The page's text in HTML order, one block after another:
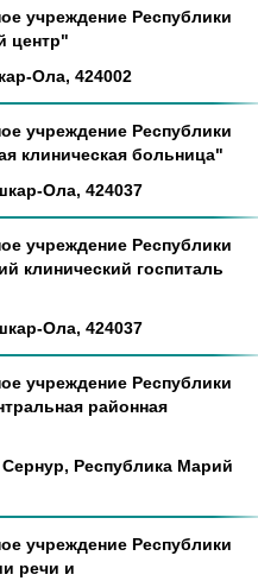
учреждение Республики
центр"
Ола, 424002
учреждение Республики
клиническая больница"
Ола, 424037
учреждение Республики
клинический госпиталь
Ола, 424037
учреждение Республики
районная
Республика Марий
учреждение Республики
речи и